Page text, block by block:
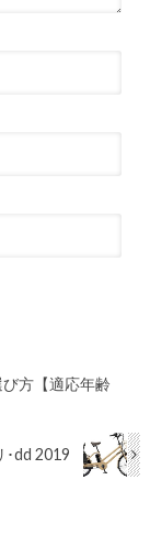
び方【適応年齢
･dd 2019